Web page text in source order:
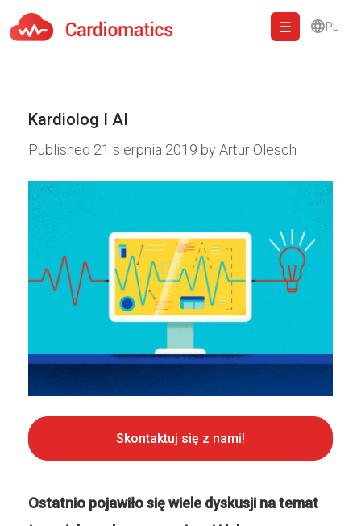
PL
Kardiolog I AI
Published 21 sierpnia 2019 by Artur Olesch
Skontaktuj się z nami!
Ostatnio pojawiło się wiele dyskusji na temat